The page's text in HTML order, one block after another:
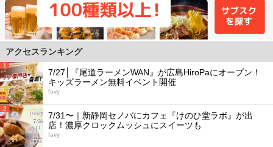
アクセスランキング
1
7/27│『尾道ラーメンWAN』が広島HiroPaにオープン！
キッズラーメン無料イベント開催
favy
2
7/31〜｜新静岡セノバにカフェ『けのひ堂ラボ』が出
店！濃厚クロックムッシュにスイーツも
favy